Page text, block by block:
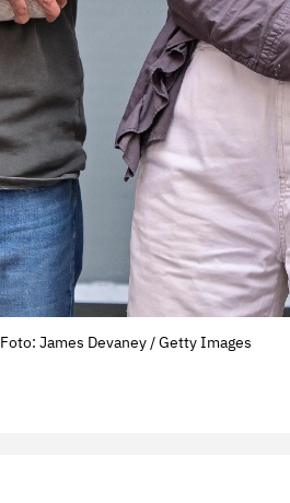
Foto: James Devaney / Getty Images